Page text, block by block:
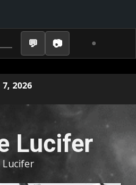
2026
Lucifer
Lucifer